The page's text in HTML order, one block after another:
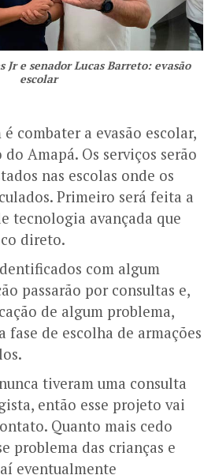
Jr e senador Lucas Barreto: evasão
escolar
combater a evasão escolar,
Amapá. Os serviços serão
nas escolas onde os
Primeiro será feita a
tecnologia avançada que
direto.
com algum
passarão por consultas e,
de algum problema,
fase de escolha de armações
tiveram uma consulta
então esse projeto vai
Quanto mais cedo
problema das crianças e
eventualmente